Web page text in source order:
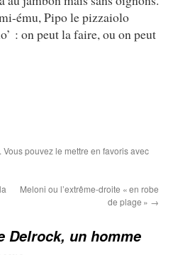
ému, Pipo le pizzaiolo
: on peut la faire, ou on peut
. Vous pouvez le mettre en favoris avec
Meloni ou l’extrême-droite « en robe
de plage » →
Delrock, un homme